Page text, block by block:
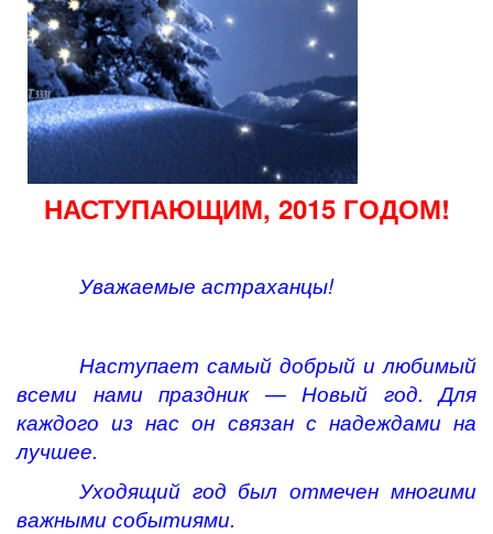
НАСТУПАЮЩИМ, 2015 ГОДОМ!
Уважаемые астраханцы!
Наступает самый добрый и любимый
всеми нами праздник — Новый год. Для
каждого из нас он связан с надеждами на
лучшее.
Уходящий год был отмечен многими
важными событиями.